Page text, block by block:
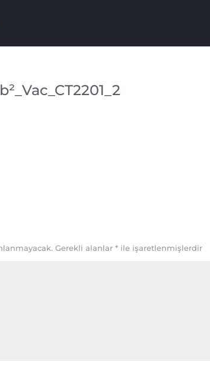
Gerekli alanlar* ile işaretlenmişlerdir